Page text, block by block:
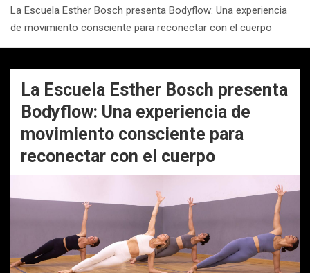
La Escuela Esther Bosch presenta Bodyflow: Una experiencia
de movimiento consciente para reconectar con el cuerpo
La Escuela Esther Bosch presenta
Bodyflow: Una experiencia de
movimiento consciente para
reconectar con el cuerpo